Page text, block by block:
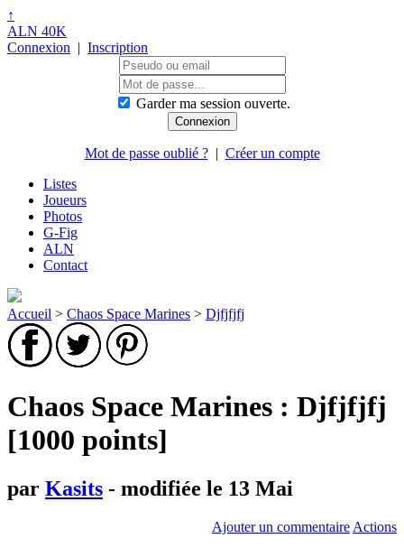
↑
ALN 40K
Connexion | Inscription
Garder ma session ouverte.
Mot de passe oublié ?| Créer un compte
Listes
Joueurs
Photos
G-Fig
ALN
Contact
Accueil > Chaos Space Marines > Djfjfjfj
Chaos Space Marines : Djfjfjfj
[1000 points]
par Kasits - modifiée le 13 Mai
Ajouter un commentaire Actions